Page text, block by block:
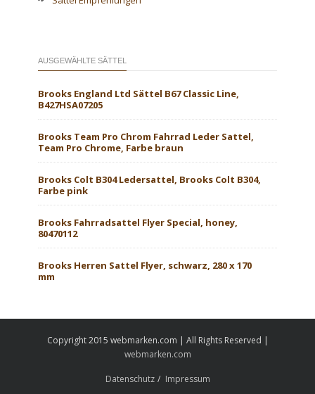
AUSGEWÄHLTE SÄTTEL
Brooks England Ltd Sättel B67 Classic Line,
B427HSA07205
Brooks Team Pro Chrom Fahrrad Leder Sattel,
Team Pro Chrome, Farbe braun
Brooks Colt B304 Ledersattel, Brooks Colt B304,
Farbe pink
Brooks Fahrradsattel Flyer Special, honey,
80470112
Brooks Herren Sattel Flyer, schwarz, 280 x 170
mm
Copyright 2015 webmarken.com | All Rights Reserved |
webmarken.com
Datenschutz Impressum